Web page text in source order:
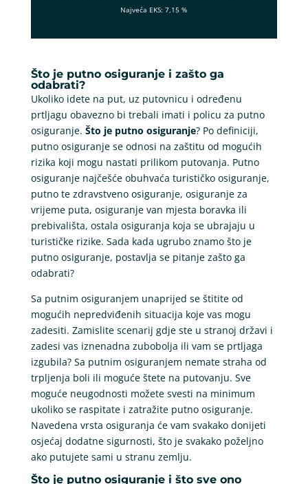
Najveća EKS: 7,15 %
Što je putno osiguranje i zašto ga
odabrati?
Ukoliko idete na put, uz putovnicu i određenu
prtljagu obavezno bi trebali imati i policu za putno
osiguranje. Što je putno osiguranje? Po definiciji,
putno osiguranje se odnosi na zaštitu od mogućih
rizika koji mogu nastati prilikom putovanja. Putno
osiguranje najčešće obuhvaća turističko osiguranje,
putno te zdravstveno osiguranje, osiguranje za
vrijeme puta, osiguranje van mjesta boravka ili
prebivališta, ostala osiguranja koja se ubrajaju u
turističke rizike. Sada kada ugrubo znamo što je
putno osiguranje, postavlja se pitanje zašto ga
odabrati?
Sa putnim osiguranjem unaprijed se štitite od
mogućih nepredviđenih situacija koje vas mogu
zadesiti. Zamislite scenarij gdje ste u stranoj državi i
zadesi vas iznenadna zubobolja ili vam se prtljaga
izgubila? Sa putnim osiguranjem nemate straha od
trpljenja boli ili moguće štete na putovanju. Sve
moguće neugodnosti možete svesti na minimum
ukoliko se raspitate i zatražite putno osiguranje.
Navedena vrsta osiguranja će vam svakako donijeti
osjećaj dodatne sigurnosti, što je svakako poželjno
ako putujete sami u stranu zemlju.
Što je putno osiguranje i što sve ono